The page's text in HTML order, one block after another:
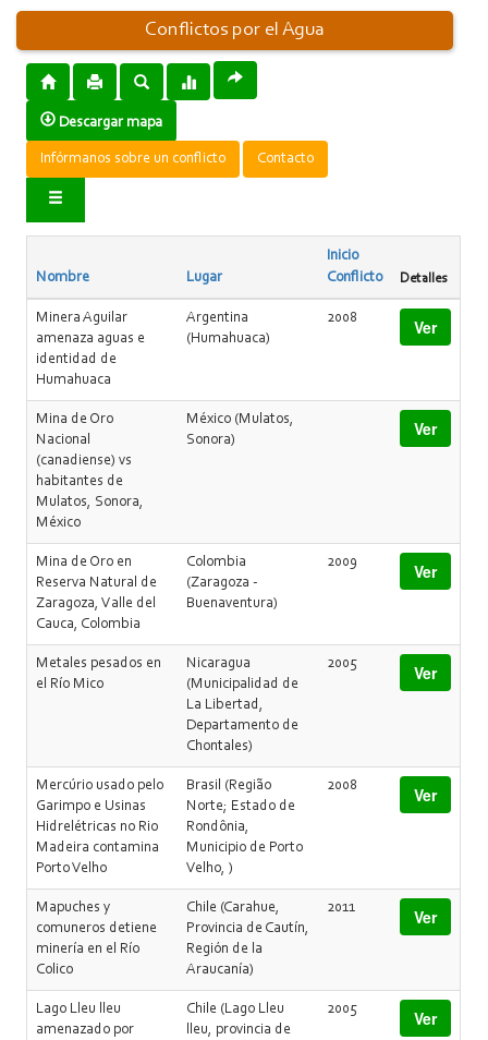
Conflictos por el Agua
Descargar mapa
Infórmanos sobre un conflicto Contacto
Nombre Lugar
Inicio
Conflicto
Detalles
Minera Aguilar
amenaza aguas e
identidad de
Humahuaca
Argentina
(Humahuaca)
2008 Ver
Mina de Oro
Nacional
(canadiense) vs
habitantes de
Mulatos, Sonora,
México
México (Mulatos,
Sonora)
Ver
Mina de Oro en
Reserva Natural de
Zaragoza, Valle del
Cauca, Colombia
Colombia
(Zaragoza -
Buenaventura)
2009 Ver
Metales pesados en
el Río Mico
Nicaragua
(Municipalidad de
La Libertad,
Departamento de
Chontales)
2005 Ver
Mercúrio usado pelo
Garimpo e Usinas
Hidrelétricas no Rio
Madeira contamina
Porto Velho
Brasil (Região
Norte; Estado de
Rondônia,
Municipio de Porto
Velho, )
2008 Ver
Mapuches y
comuneros detiene
minería en el Río
Colico
Chile (Carahue,
Provincia de Cautín,
Región de la
Araucanía)
2011 Ver
Lago Lleu lleu
amenazado por
Chile (Lago Lleu
lleu, provincia de
2005 Ver